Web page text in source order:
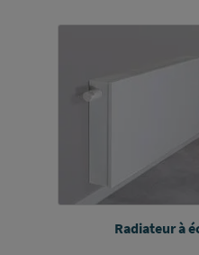
Radiateur à